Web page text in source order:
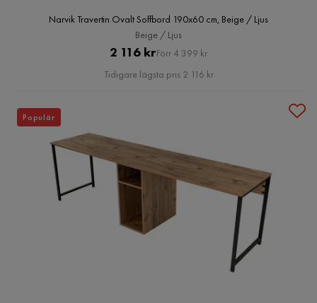
Narvik Travertin Ovalt Soffbord 190x60 cm, Beige / Ljus
Beige / Ljus
Pris
2 116 krOriginal
Pris
Förr 4 399 kr
Tidigare lägsta pris 2 116 kr
Populär